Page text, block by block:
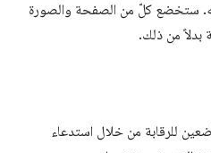
كلّ من الصفحة والصورة
من ذلك.
للرقابة من خلال استدعاء